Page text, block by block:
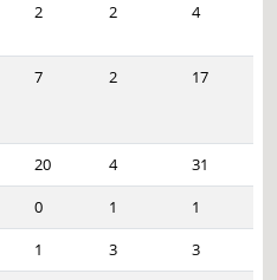
2 2 4
7 2 17
20 4
31
0 1
1
1 3
3